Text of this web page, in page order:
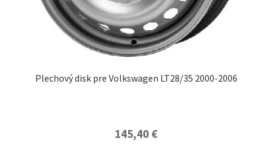
Plechový disk pre Volkswagen LT28/35 2000-2006
145,40 €